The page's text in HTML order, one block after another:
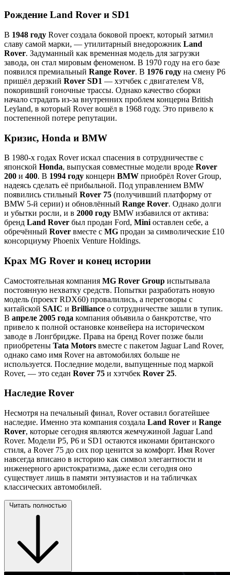
Рождение Land Rover и SD1
В 1948 году Rover создала боковой проект, который затмил
славу самой марки, — утилитарный внедорожник Land
Rover. Задуманный как временная модель для загрузки
завода, он стал мировым феноменом. В 1970 году на его базе
появился премиальный Range Rover. В 1976 году на смену P6
пришёл дерзкий Rover SD1 — хэтчбек с двигателем V8,
покоривший гоночные трассы. Однако качество сборки
начало страдать из-за внутренних проблем концерна British
Leyland, в который Rover вошёл в 1968 году. Это привело к
постепенной потере репутации.
Кризис, Honda и BMW
В 1980-х годах Rover искал спасения в сотрудничестве с
японской Honda, выпуская совместные модели вроде Rover
200 и 400. В 1994 году концерн BMW приобрёл Rover Group,
надеясь сделать её прибыльной. Под управлением BMW
появились стильный Rover 75 (получивший платформу от
BMW 5-й серии) и обновлённый Range Rover. Однако долги
и убытки росли, и в 2000 году BMW избавился от актива:
бренд Land Rover был продан Ford, Mini оставлен себе, а
обречённый Rover вместе с MG продан за символические £10
консорциуму Phoenix Venture Holdings.
Крах MG Rover и конец истории
Самостоятельная компания MG Rover Group испытывала
постоянную нехватку средств. Попытки разработать новую
модель (проект RDX60) провалились, а переговоры с
китайской SAIC и Brilliance о сотрудничестве зашли в тупик.
В апреле 2005 года компания объявила о банкротстве, что
привело к полной остановке конвейера на историческом
заводе в Лонгбридже. Права на бренд Rover позже были
приобретены Tata Motors вместе с пакетом Jaguar Land Rover,
однако само имя Rover на автомобилях больше не
используется. Последние модели, выпущенные под маркой
Rover, — это седан Rover 75 и хэтчбек Rover 25.
Наследие Rover
Несмотря на печальный финал, Rover оставил богатейшее
наследие. Именно эта компания создала Land Rover и Range
Rover, которые сегодня являются жемчужиной Jaguar Land
Rover. Модели P5, P6 и SD1 остаются иконами британского
стиля, а Rover 75 до сих пор ценится за комфорт. Имя Rover
навсегда вписано в историю как символ элегантности и
инженерного аристократизма, даже если сегодня оно
существует лишь в памяти энтузиастов и на табличках
классических автомобилей.
Читать полностью